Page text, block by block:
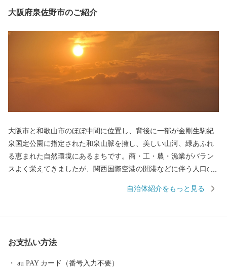
大阪府泉佐野市のご紹介
大阪市と和歌山市のほぼ中間に位置し、背後に一部が金剛生駒紀
泉国定公園に指定された和泉山脈を擁し、美しい山河、緑あふれ
る恵まれた自然環境にあるまちです。商・工・農・漁業がバラン
スよく栄えてきましたが、関西国際空港の開港などに伴う人口の
由来は、中世以来の村名「佐野」に旧国名和泉を冠したもので、
みさのし）が誕生し、昭和29年、南中通村、日根野村、長滝村、
上之郷村、大土村の5カ村が合併し、現在の市域が形成されていま
自治体紹介をもっと見る
お支払い方法
au PAY カード（番号入力不要）